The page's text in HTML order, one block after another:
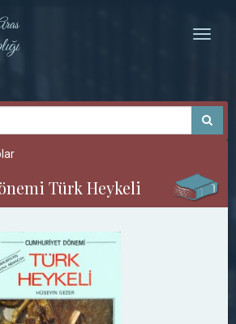
Toggle
Türk Heykeli